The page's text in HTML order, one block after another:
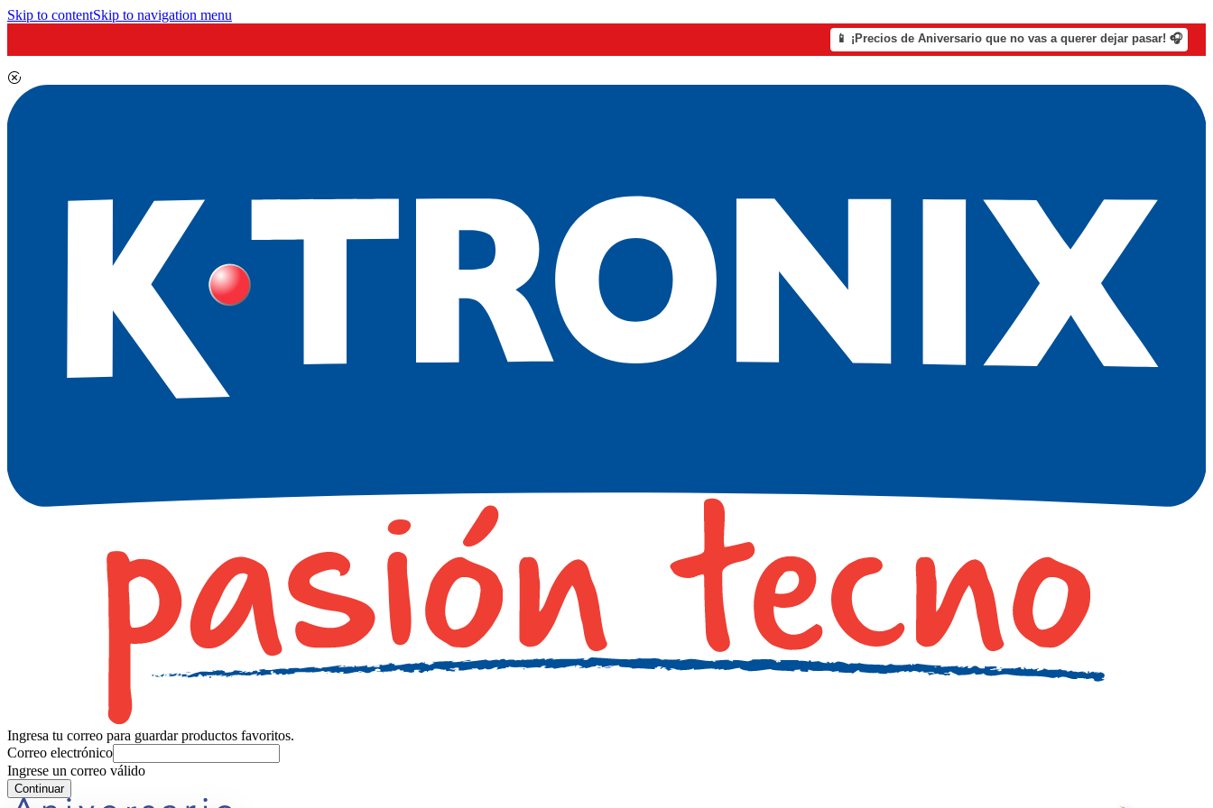
Skip to contentSkip to navigation menu
📱 ¡Precios de Aniversario que no vas a querer dejar pasar! 🎧
Ingresa tu correo para guardar productos favoritos.
Correo electrónico
Ingrese un correo válido
Continuar